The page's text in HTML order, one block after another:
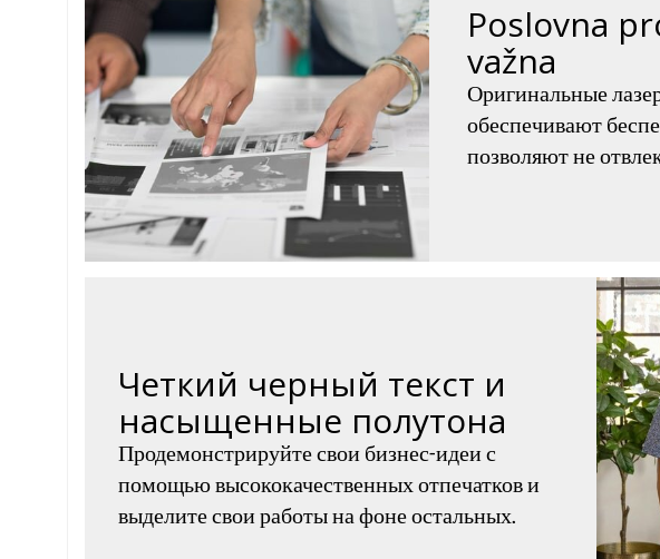
Poslovna
važna
Оригинальные
обеспечивают
позволяют не
Четкий черный текст и
насыщенные полутона
Продемонстрируйте свои бизнес-идеи с
помощью высококачественных отпечатков и
выделите свои работы на фоне остальных.